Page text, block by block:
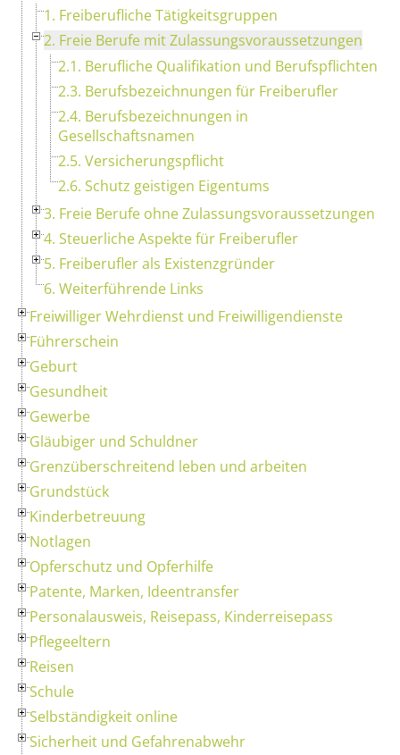
1. Freiberufliche Tätigkeitsgruppen
2. Freie Berufe mit Zulassungsvoraussetzungen
2.1. Berufliche Qualifikation und Berufspflichten
2.3. Berufsbezeichnungen für Freiberufler
2.4. Berufsbezeichnungen in
Gesellschaftsnamen
2.5. Versicherungspflicht
2.6. Schutz geistigen Eigentums
3. Freie Berufe ohne Zulassungsvoraussetzungen
4. Steuerliche Aspekte für Freiberufler
5. Freiberufler als Existenzgründer
6. Weiterführende Links
Freiwilliger Wehrdienst und Freiwilligendienste
Führerschein
Geburt
Gesundheit
Gewerbe
Gläubiger und Schuldner
Grenzüberschreitend leben und arbeiten
Grundstück
Kinderbetreuung
Notlagen
Opferschutz und Opferhilfe
Patente, Marken, Ideentransfer
Personalausweis, Reisepass, Kinderreisepass
Pflegeeltern
Reisen
Schule
Selbständigkeit online
Sicherheit und Gefahrenabwehr